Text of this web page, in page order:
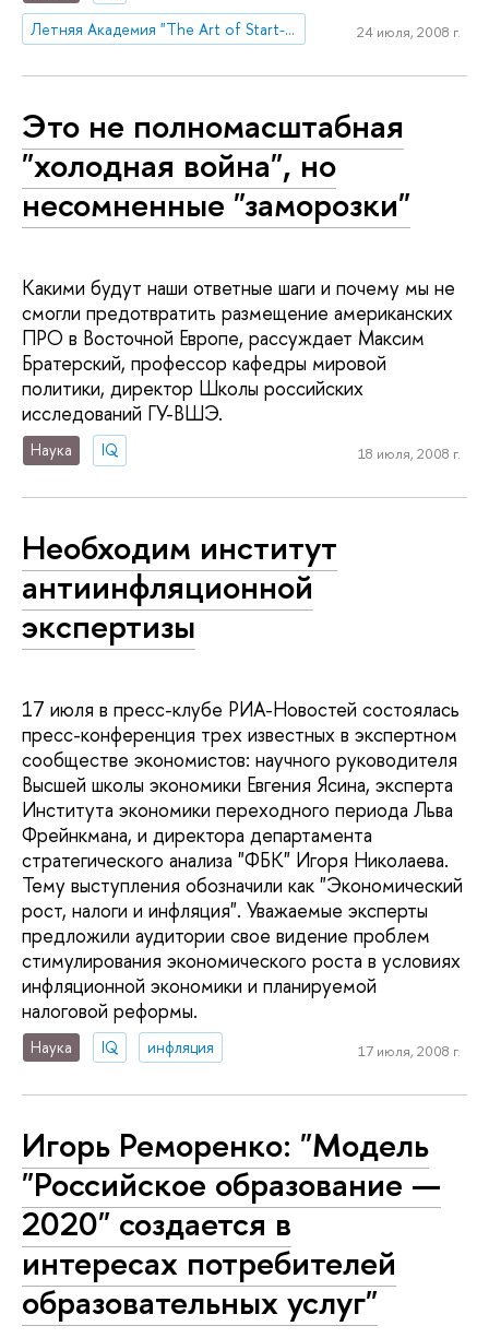
Летняя Академия "The Art of Start-up"
24 июля, 2008 г.
Это не полномасштабная
"холодная война", но
несомненные "заморозки"
Какими будут наши ответные шаги и почему мы не
смогли предотвратить размещение американских
ПРО в Восточной Европе, рассуждает Максим
Братерский, профессор кафедры мировой
политики, директор Школы российских
исследований ГУ-ВШЭ.
Наука IQ 18 июля, 2008 г.
Необходим институт
антиинфляционной
экспертизы
17 июля в пресс-клубе РИА-Новостей состоялась
пресс-конференция трех известных в экспертном
сообществе экономистов: научного руководителя
Высшей школы экономики Евгения Ясина, эксперта
Института экономики переходного периода Льва
Фрейнкмана, и директора департамента
стратегического анализа "ФБК" Игоря Николаева.
Тему выступления обозначили как "Экономический
рост, налоги и инфляция". Уважаемые эксперты
предложили аудитории свое видение проблем
стимулирования экономического роста в условиях
инфляционной экономики и планируемой
налоговой реформы.
Наука IQ инфляция 17 июля, 2008 г.
Игорь Реморенко: "Модель
"Российское образование —
2020" создается в
интересах потребителей
образовательных услуг"